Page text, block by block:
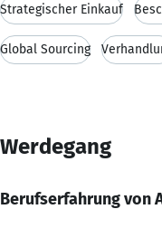
Strategischer Einkauf
Global Sourcing
Werdegang
Berufserfahrung von